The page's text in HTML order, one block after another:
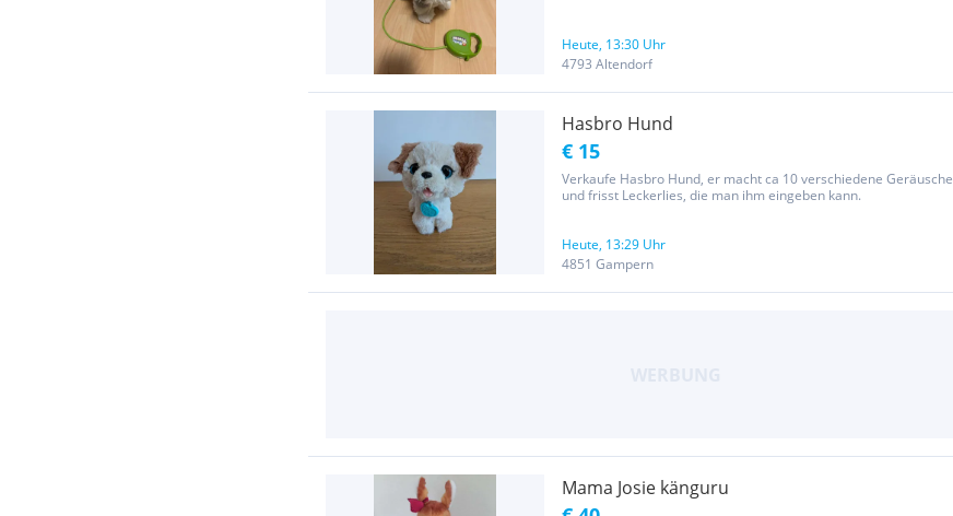
Heute, 13:30 Uhr
4793 Altendorf
Hasbro Hund
€ 15
Verkaufe Hasbro Hund, er macht ca 10 verschiedene Geräusche
und frisst Leckerlies, die man ihm eingeben kann.
Heute, 13:29 Uhr
4851 Gampern
Mama Josie känguru